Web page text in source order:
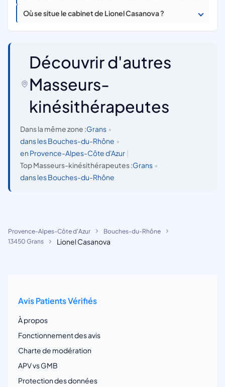
Où se situe le cabinet de Lionel Casanova ?
Découvrir d'autres
Masseurs-
kinésithérapeutes
Dans la même zone :Grans •
dans les Bouches-du-Rhône •
en Provence-Alpes-Côte d'Azur
Top Masseurs-kinésithérapeutes :Grans •
dans les Bouches-du-Rhône
Provence-Alpes-Côte d'Azur
Bouches-du-Rhône
13450 Grans
Lionel Casanova
Avis Patients Vérifiés
À propos
Fonctionnement des avis
Charte de modération
APV vs GMB
Protection des données